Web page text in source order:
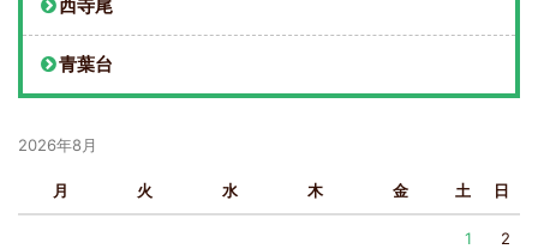
西寺尾
青葉台
2026年8月
月 火 水 木 金 土 日
1 2